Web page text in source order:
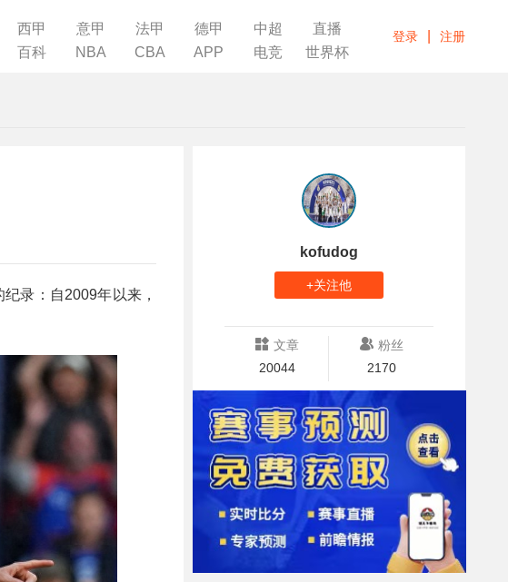
西甲 意甲 法甲 德甲 中超
直播
百科 NBA CBA APP 电竞 世界杯
登录 注册
录：自2009年以来，
kofudog
+关注他
文章
20044
粉丝
2170